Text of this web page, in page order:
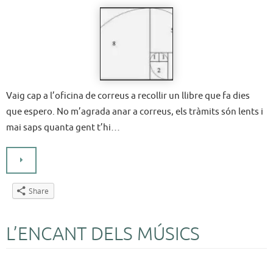
Vaig cap a l’oficina de correus a recollir un llibre que fa dies
que espero. No m’agrada anar a correus, els tràmits són lents i
mai saps quanta gent t’hi…
Share
L’ENCANT DELS MÚSICS